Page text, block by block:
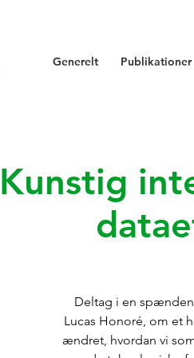
Generelt Publikationer
Kunstig
Deltag i en
Lucas Honoré, om et
ændret, hvordan vi